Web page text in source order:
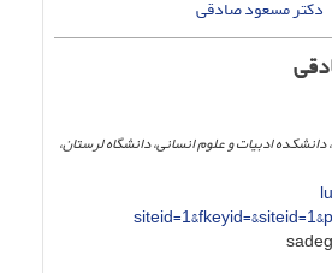
ادبیات و علوم انسانی، دانشگاه لرستان،